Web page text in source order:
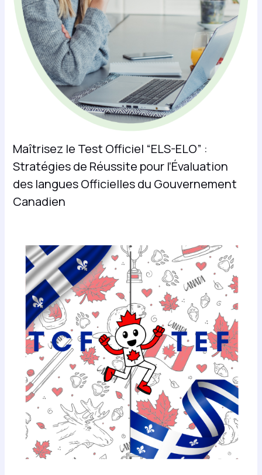
Maîtrisez le Test Officiel “ELS-ELO” :
Stratégies de Réussite pour l’Évaluation
des langues Officielles du Gouvernement
Canadien